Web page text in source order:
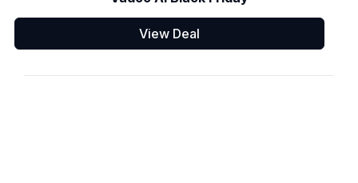
View Deal